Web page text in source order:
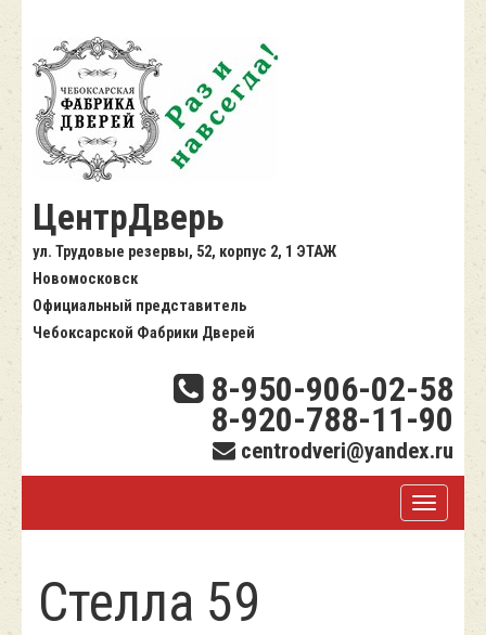
ЦентрДверь
ул. Трудовые резервы, 52, корпус 2, 1 ЭТАЖ
Новомосковск
Официальный представитель
Чебоксарской Фабрики Дверей
8-950-906-02-58
8-920-788-11-90
centrodveri@yandex.ru
Стелла 59